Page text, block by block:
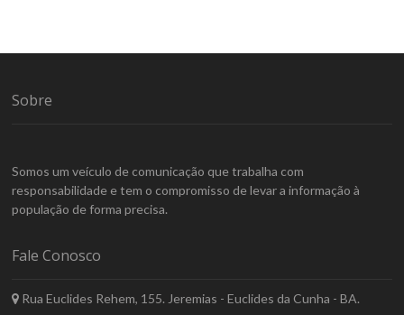
Sobre
Somos um veículo de comunicação que trabalha com
responsabilidade e tem o compromisso de levar a informação à
população de forma precisa.
Fale Conosco
Rua Euclides Rehem, 155. Jeremias - Euclides da Cunha - BA.